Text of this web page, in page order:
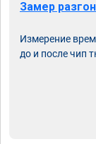
Замер
Измерение
до и после чип